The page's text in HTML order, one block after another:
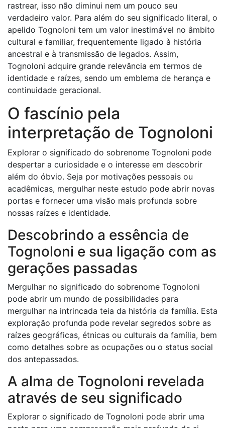
rastrear, isso não diminui nem um pouco seu
verdadeiro valor. Para além do seu significado literal, o
apelido Tognoloni tem um valor inestimável no âmbito
cultural e familiar, frequentemente ligado à história
ancestral e à transmissão de legados. Assim,
Tognoloni adquire grande relevância em termos de
identidade e raízes, sendo um emblema de herança e
continuidade geracional.
O fascínio pela
interpretação de Tognoloni
Explorar o significado do sobrenome Tognoloni pode
despertar a curiosidade e o interesse em descobrir
além do óbvio. Seja por motivações pessoais ou
acadêmicas, mergulhar neste estudo pode abrir novas
portas e fornecer uma visão mais profunda sobre
nossas raízes e identidade.
Descobrindo a essência de
Tognoloni e sua ligação com as
gerações passadas
Mergulhar no significado do sobrenome Tognoloni
pode abrir um mundo de possibilidades para
mergulhar na intrincada teia da história da família. Esta
exploração profunda pode revelar segredos sobre as
raízes geográficas, étnicas ou culturais da família, bem
como detalhes sobre as ocupações ou o status social
dos antepassados.
A alma de Tognoloni revelada
através de seu significado
Explorar o significado de Tognoloni pode abrir uma